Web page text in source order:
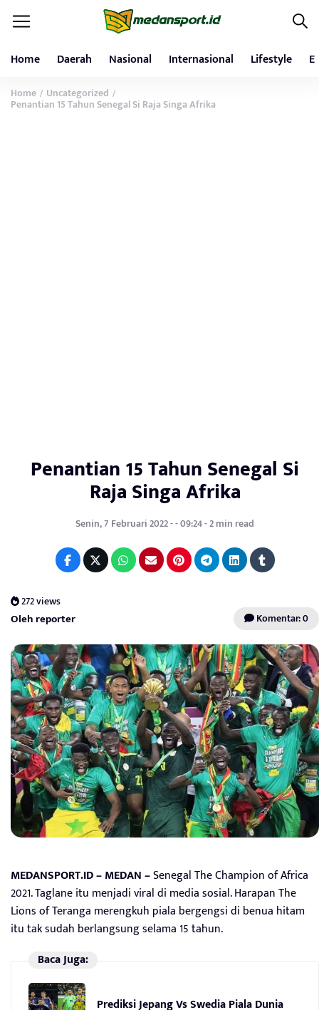
Home Daerah Nasional Internasional Lifestyle
Home / Uncategorized /
Penantian 15 Tahun Senegal Si Raja Singa Afrika
Penantian 15 Tahun Senegal Si
Raja Singa Afrika
Senin, 7 Februari 2022 - - 09:24 - 2 min read
272 views
Oleh reporter Komentar: 0
MEDANSPORT.ID – MEDAN –Senegal The Champion of Africa
2021. Taglane itu menjadi viral di media sosial. Harapan The
Lions of Teranga merengkuh piala bergengsi di benua hitam
itu tak sudah berlangsung selama 15 tahun.
Baca Juga:
Prediksi Jepang Vs Swedia Piala Dunia